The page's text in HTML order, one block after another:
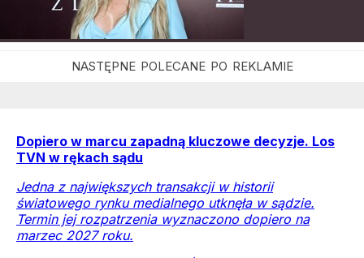
Dopiero w marcu zapadną kluczowe decyzje. Los
TVN w rękach sądu
Jedna z największych transakcji w historii
światowego rynku medialnego utknęła w sądzie.
Termin jej rozpatrzenia wyznaczono dopiero na
marzec 2027 roku.